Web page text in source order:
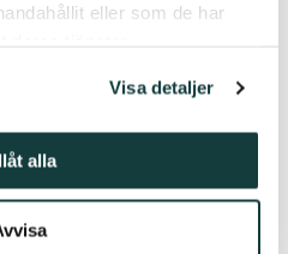
eller som de har
Visa detaljer
alla
i Sibeliusmuseum
via dem.
och en natt